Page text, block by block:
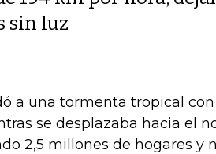
sin luz
a una tormenta tropical
se desplazaba hacia el
2,5 millones de hogares y